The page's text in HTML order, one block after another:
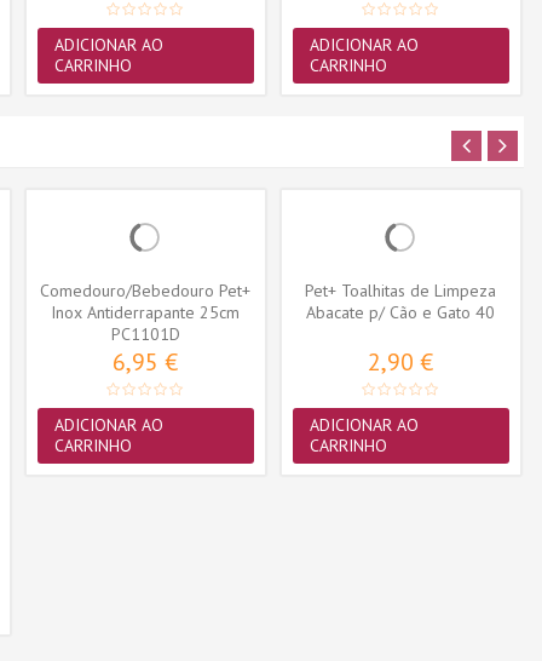
ADICIONAR AO
CARRINHO
ADICIONAR AO
CARRINHO
Comedouro/Bebedouro Pet+
Inox Antiderrapante 25cm
(946ml)
PC1101D
6,95 €
ADICIONAR AO
CARRINHO
Pet+ Toalhitas de Limpeza
Abacate p/ Cão e Gato 40
2,90 €
ADICIONAR AO
CARRINHO